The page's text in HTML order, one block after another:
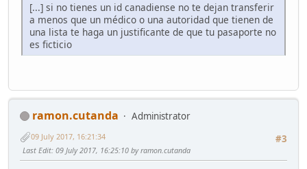
[...] si no tienes un id canadiense no te dejan transferir
a menos que un médico o una autoridad que tienen de
una lista te haga un justificante de que tu pasaporte no
es ficticio
ramon.cutanda
Administrator
#3
09 July 2017, 16:21:34
Last Edit: 09 July 2017, 16:25:10 by ramon.cutanda